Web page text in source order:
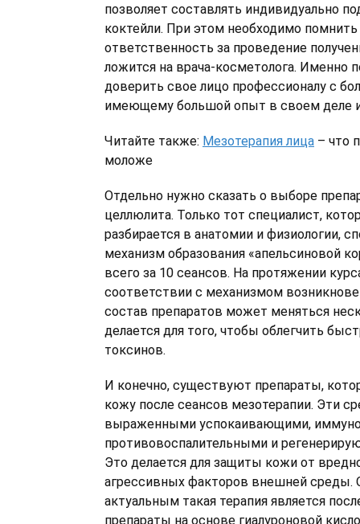
позволяет составлять индивидуально
коктейли. При этом необходимо
ответственность за проведение
ложится на врача-косметолога. Именно
доверить свое лицо профессионалу с
имеющему большой опыт в своем деле
Читайте также: Мезотерапия лица – что
моложе
Отдельно нужно сказать о выборе
целлюлита. Только тот специалист,
разбирается в анатомии и физиологии,
механизм образования «апельсиновой
всего за 10 сеансов. На протяжении
соответствии с механизмом
состав препаратов может меняться
делается для того, чтобы облегчить
токсинов.
И конечно, существуют препараты,
кожу после сеансов мезотерапии. Эти
выраженными успокаивающими,
противовоспалительными и
Это делается для защиты кожи от
агрессивных факторов внешней среды.
актуальным такая терапия является
препараты на основе гиалуроновой